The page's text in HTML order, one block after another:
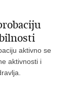
aktivno se
aktivnosti i